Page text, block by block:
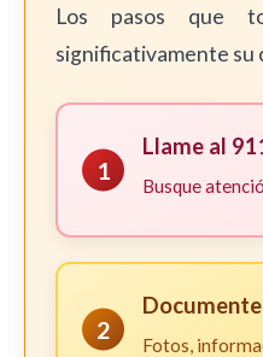
Los pasos que
significativamente su
1
Llame al
Busque
2
Fotos,